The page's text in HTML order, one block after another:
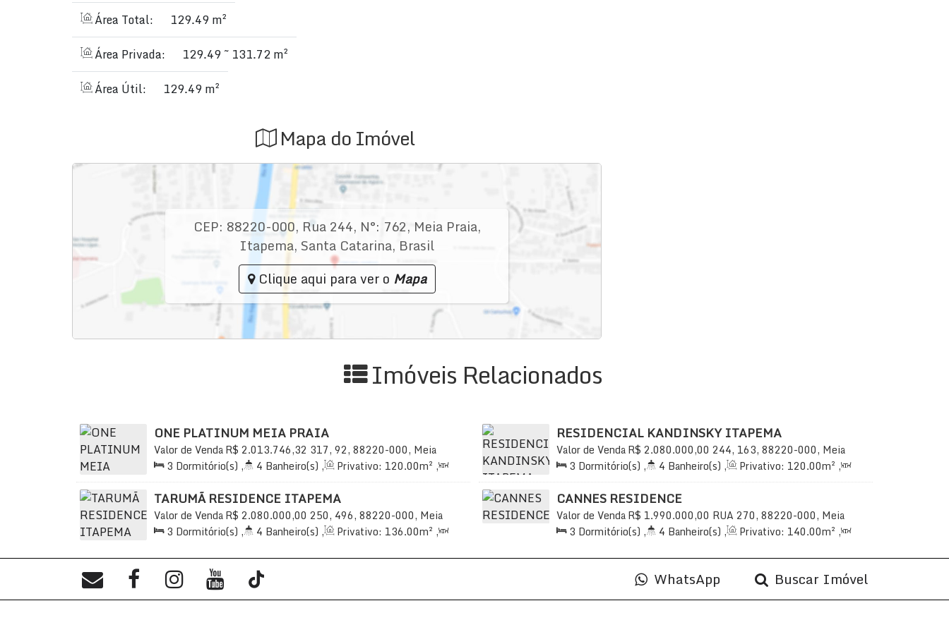
apartamento pode ser o seu novo lar.
Estamos à disposição para atender você!
Preço e disponibilidade do imóvel sujeitos a alteração sem aviso prévio.
Área Total:
129.49 m²
Área Privada:
129.49 ~ 131.72 m²
Área Útil:
129.49 m²
Mapa do Imóvel
CEP: 88220-000, Rua 244, N°: 762, Meia Praia,
Itapema, Santa Catarina, Brasil
Clique aqui para ver o Mapa
Imóveis Relacionados
ONE PLATINUM MEIA PRAIA
R$ 2.013.746,32
Valor de Venda 317, 92, 88220-000, Meia
Praia, Itapema, Santa Catarina, Brasil
3 Dormitório(s) , 4 Banheiro(s) , Privativo: 120.00m² ,
2 Sala(s), 3 Suíte(s), Total:165.00m², 2 Vaga(s) ,
Útil: 120.00m²
RESIDENCIAL KANDINSKY ITAPEMA
R$ 2.080.000,00
Valor de Venda 244, 163, 88220-000, Meia
Praia, Itapema, Santa Catarina, Brasil
3 Dormitório(s) , 4 Banheiro(s) , Privativo: 120.00m² ,
2 Sala(s), 3 Suíte(s), Total:207.00m², 4 Vaga(s) ,
Útil:120.00m²
TARUMÃ RESIDENCE ITAPEMA
R$ 2.080.000,00
Valor de Venda 250, 496, 88220-000, Meia
Praia, Itapema, Santa Catarina, Brasil
3 Dormitório(s) , 4 Banheiro(s) , Privativo: 136.00m² ,
650mDistância do Mar, Útil:136.00m²
CANNES RESIDENCE
R$ 1.990.000,00
Valor de Venda RUA 270, 88220-000, Meia
Praia, Itapema, Santa Catarina, Brasil
3 Dormitório(s) , 4 Banheiro(s) , Privativo: 140.00m² ,
Útil:140.00m²
WhatsApp Buscar Imóvel